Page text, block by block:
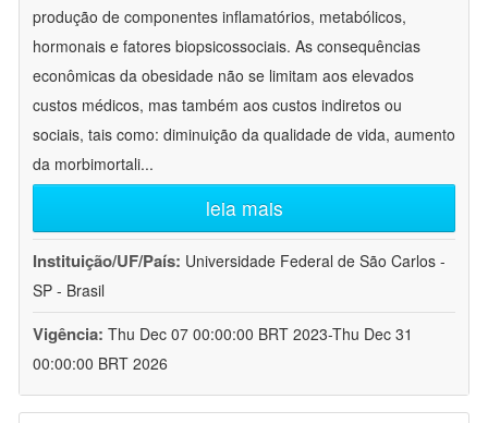
produção de componentes inflamatórios, metabólicos,
hormonais e fatores biopsicossociais. As consequências
econômicas da obesidade não se limitam aos elevados
custos médicos, mas também aos custos indiretos ou
sociais, tais como: diminuição da qualidade de vida, aumento
da morbimortali...
leia mais
Instituição/UF/País: Universidade Federal de São Carlos -
SP - Brasil
Vigência: Thu Dec 07 00:00:00 BRT 2023-Thu Dec 31
00:00:00 BRT 2026